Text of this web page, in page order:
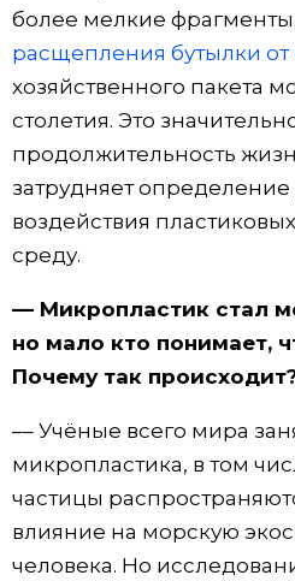
более мелкие
расщепления бутылки от
хозяйственного пакета
столетия. Это
продолжительность
затрудняет
воздействия
среду.
–– Микропластик стал
но мало кто понимает,
Почему так
–– Учёные всего мира
микропластика, в том
частицы
влияние на морскую
человека. Но